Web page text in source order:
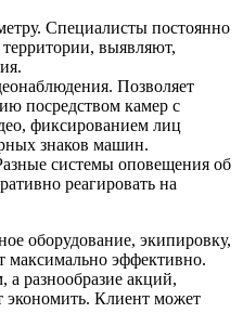
Специалисты постоянно
выявляют,
Позволяет
посредством камер с
фиксированием лиц
знаков машин.
системы оповещения об
реагировать на
оборудование, экипировку,
максимально эффективно.
а разнообразие акций,
Клиент может